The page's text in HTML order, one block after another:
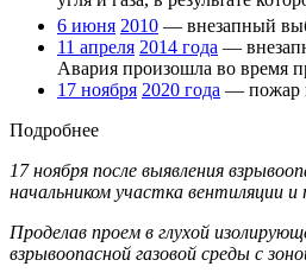
6 июня 2010 — внезапный
11 апреля 2014 года —
Авария произошла во время
17 ноября 2020 года — пожар
Подробнее
17 ноября после выявления
начальником участка вентиляции
Проделав проем в глухой
взрывоопасной газовой среды с